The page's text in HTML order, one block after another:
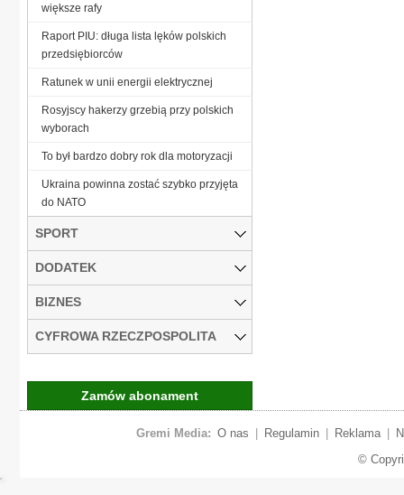
większe rafy
Raport PIU: długa lista lęków polskich
przedsiębiorców
Ratunek w unii energii elektrycznej
Rosyjscy hakerzy grzebią przy polskich
wyborach
To był bardzo dobry rok dla motoryzacji
Ukraina powinna zostać szybko przyjęta
do NATO
SPORT
DODATEK
BIZNES
CYFROWA RZECZPOSPOLITA
Zamów abonament
Gremi Media: O nas Regulamin Reklama
©